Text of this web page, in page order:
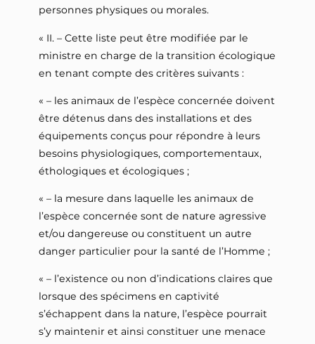
personnes physiques ou morales.
« II. – Cette liste peut être modifiée par le
ministre en charge de la transition écologique
en tenant compte des critères suivants :
« – les animaux de l’espèce concernée doivent
être détenus dans des installations et des
équipements conçus pour répondre à leurs
besoins physiologiques, comportementaux,
éthologiques et écologiques ;
« – la mesure dans laquelle les animaux de
l’espèce concernée sont de nature agressive
et/ou dangereuse ou constituent un autre
danger particulier pour la santé de l’Homme ;
« – l’existence ou non d’indications claires que
lorsque des spécimens en captivité
s’échappent dans la nature, l’espèce pourrait
s’y maintenir et ainsi constituer une menace